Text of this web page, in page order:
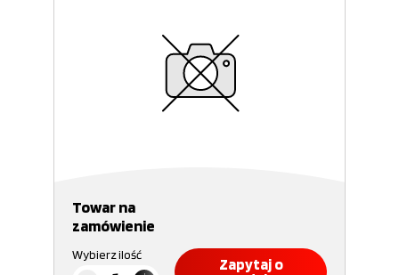
Towar na
zamówienie
Wybierz ilość
Zapytaj o